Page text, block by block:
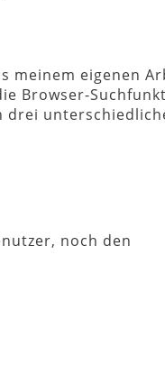
meinem eigenen
Browser-
drei
noch den